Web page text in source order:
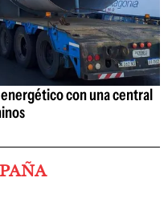
con una central